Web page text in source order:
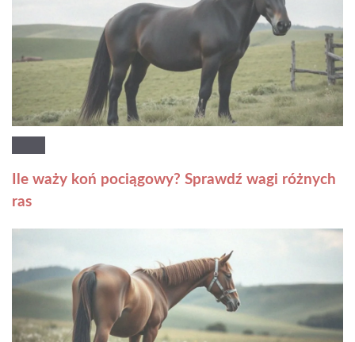
Ile waży koń pociągowy? Sprawdź wagi różnych
ras